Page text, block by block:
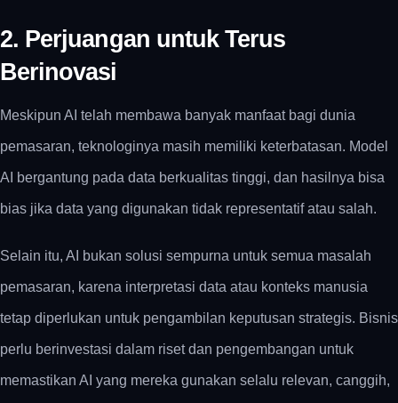
2. Perjuangan untuk Terus
Berinovasi
Meskipun AI telah membawa banyak manfaat bagi dunia
pemasaran, teknologinya masih memiliki keterbatasan. Model
AI bergantung pada data berkualitas tinggi, dan hasilnya bisa
bias jika data yang digunakan tidak representatif atau salah.
Selain itu, AI bukan solusi sempurna untuk semua masalah
pemasaran, karena interpretasi data atau konteks manusia
tetap diperlukan untuk pengambilan keputusan strategis. Bisnis
perlu berinvestasi dalam riset dan pengembangan untuk
memastikan AI yang mereka gunakan selalu relevan, canggih,